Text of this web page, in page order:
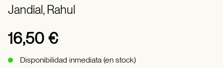
Jandial, Rahul
16,50 €
Disponibilidad inmediata (en stock)